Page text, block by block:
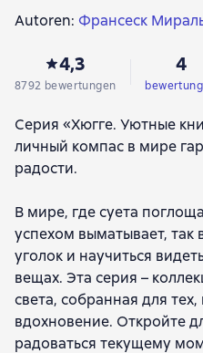
Autoren: Франсеск
Элизабет Карлсон
Изабель Гиллис
Юни Хонг
Нина Воронина Джун
Мария Беатриче Алонци
Кари Лейбовиц
4,3
8792 bewertungen
4
Серия «Хюгге. Уютные
личный компас в мире
радости.
В мире, где суета
успехом выматывает, так
уголок и научиться
вещах. Эта серия –
света, собранная для
вдохновение. Откройте
радоваться текущему